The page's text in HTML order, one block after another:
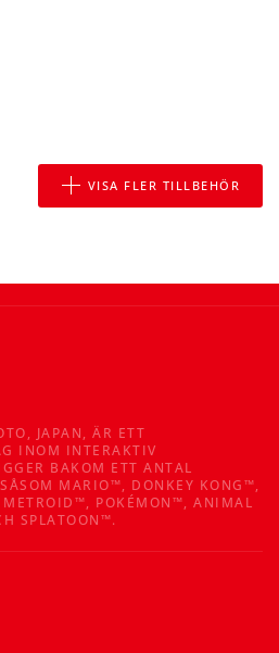
VISA FLER TILLBEHÖR
JAPAN, ÄR ETT
INOM INTERAKTIV
BAKOM ETT ANTAL
MARIO™, DONKEY KONG™,
POKÉMON™, ANIMAL
SPLATOON™.